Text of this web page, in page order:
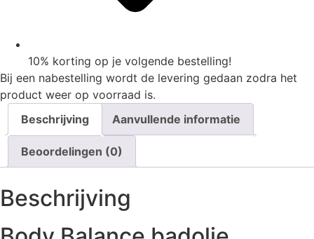
10% korting op je volgende bestelling!
Bij een nabestelling wordt de levering gedaan zodra het
product weer op voorraad is.
Beschrijving
Aanvullende informatie
Beoordelingen (0)
Beschrijving